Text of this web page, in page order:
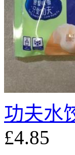
功夫水
£4.85